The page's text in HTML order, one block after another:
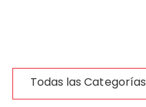
Todas las Categorías